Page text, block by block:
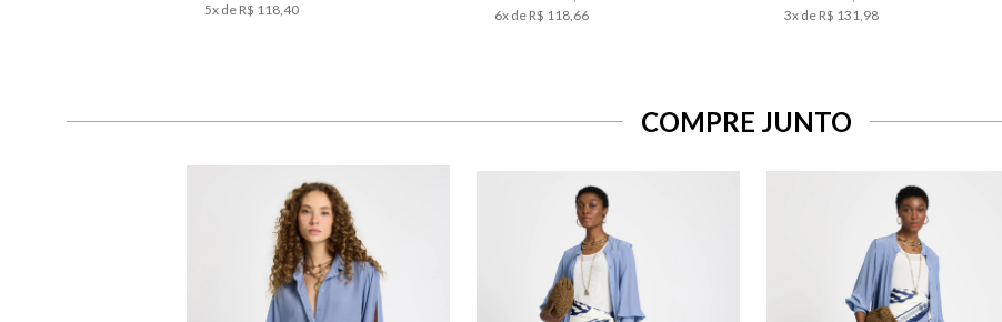
5x de R$ 118,40
6x de R$ 118,66
3x de R$ 131,98
COMPRE JUNTO